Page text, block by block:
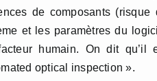
de composants (risque
et les paramètres du
humain. On dit qu’il
optical inspection ».